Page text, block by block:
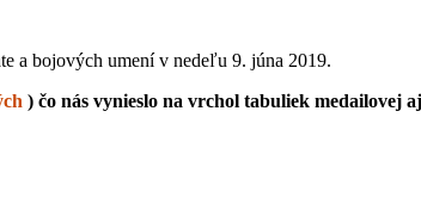
a bojových umení v nedeľu 9. júna 2019.
) čo nás vynieslo na vrchol tabuliek medailovej